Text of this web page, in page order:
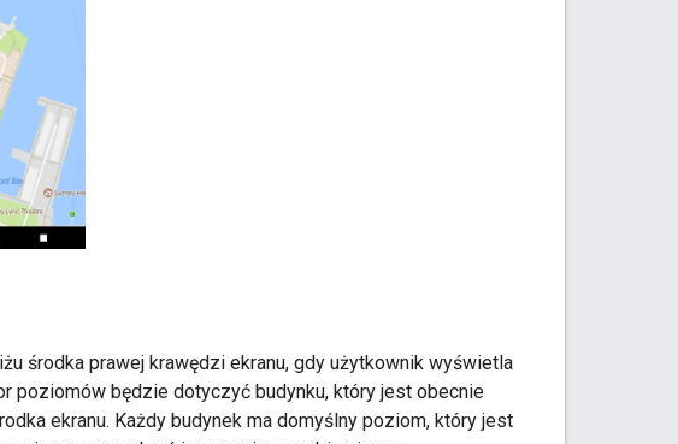
środka prawej krawędzi ekranu, gdy użytkownik wyświetla
poziomów będzie dotyczyć budynku, który jest obecnie
ekranu. Każdy budynek ma domyślny poziom, który jest